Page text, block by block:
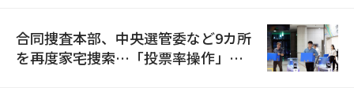
合同捜査本部、中央選管委など9カ所
を再度家宅捜索…「投票率操作」の